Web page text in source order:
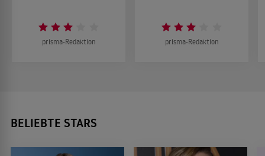
prisma-Redaktion prisma-Redaktion
BELIEBTE STARS